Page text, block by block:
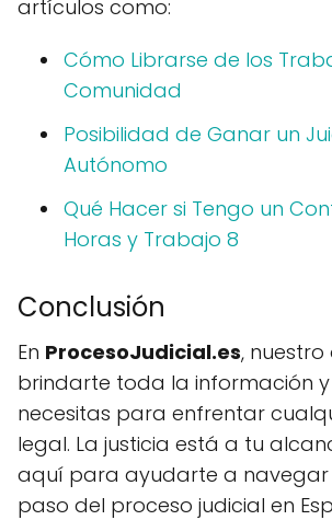
artículos como:
Cómo Librarse de los
Comunidad
Posibilidad de Ganar un
Autónomo
Qué Hacer si Tengo un
Horas y Trabajo 8
Conclusión
En ProcesoJudicial.es, nuestro
brindarte toda la información
necesitas para enfrentar
legal. La justicia está a tu
aquí para ayudarte a
paso del proceso judicial en